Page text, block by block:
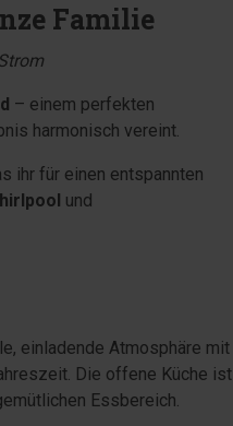
Familie
– einem perfekten
harmonisch vereint.
ihr für einen entspannten
und
einladende Atmosphäre mit
Die offene Küche ist
Essbereich.